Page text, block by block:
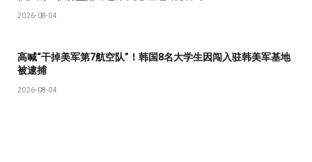
2026-08-04
高喊“干掉美军第7航空队”！韩国8名大学生因闯入驻韩美军基地
被逮捕
2026-08-04